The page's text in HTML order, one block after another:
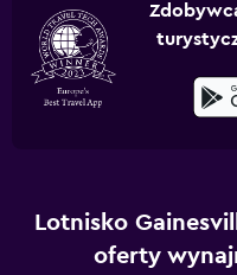
Lotnisko
oferty